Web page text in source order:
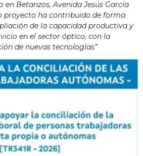
Betanzos, Avenida Jesús García
proyecto ha contribuido de forma
de la capacidad productiva y
en el sector óptico, con la
de nuevas tecnologías”